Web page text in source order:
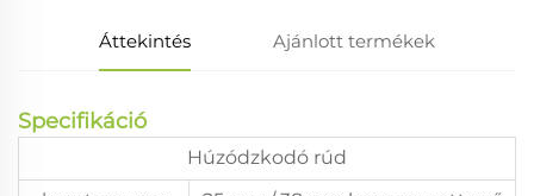
Áttekintés Ajánlott termékek
Specifikáció
Húzódzkodó rúd